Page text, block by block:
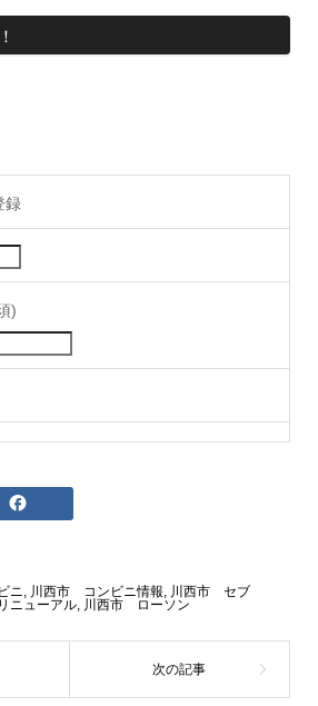
録
)
ニ, 川西市 コンビニ情報, 川西市 セブ
ニューアル, 川西市 ローソン